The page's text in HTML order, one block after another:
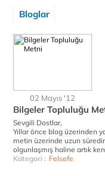
Bloglar
02 Mayıs '12
Bilgeler Topluluğu
Sevgili Dostlar,
Yıllar önce blog üzerinden
metin üzerinde uzun
olgunlaşmış haline artık
Kategori : Felsefe